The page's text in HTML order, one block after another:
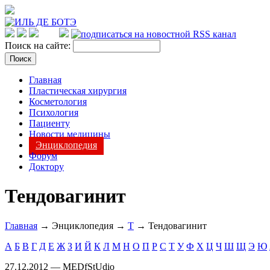
Поиск на сайте:
Главная
Пластическая хирургия
Косметология
Психология
Пациенту
Новости медицины
Энциклопедия
Форум
Доктору
Тендовагинит
Главная → Энциклопедия → Т → Тендовагинит
А Б В Г Д Е Ж З И Й К Л М Н О П Р С Т У Ф Х Ц Ч Ш Щ Э Ю
27.12.2012 — MEDfStUdio